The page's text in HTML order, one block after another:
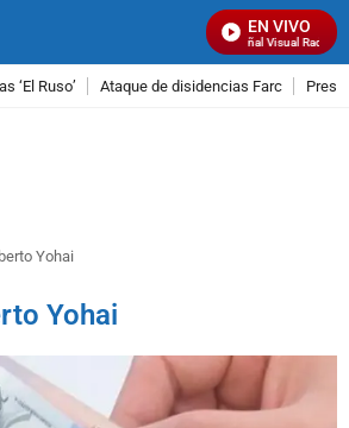
EN VIVO
Señal Visual Radio
‘El Ruso’ Ataque de disidencias Farc
Yohai
Yohai